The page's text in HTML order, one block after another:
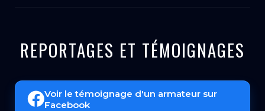
REPORTAGES ET TÉMOIGNAGES
Voir le témoignage d'un armateur sur
Facebook